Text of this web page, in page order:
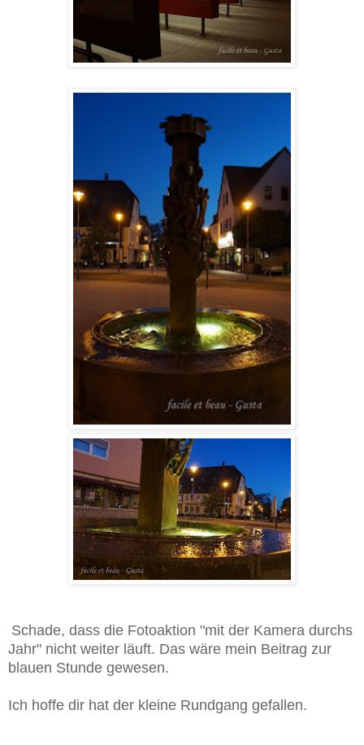
Schade, dass die Fotoaktion "mit der Kamera durchs
Jahr" nicht weiter läuft. Das wäre mein Beitrag zur
blauen Stunde gewesen.
Ich hoffe dir hat der kleine Rundgang gefallen.